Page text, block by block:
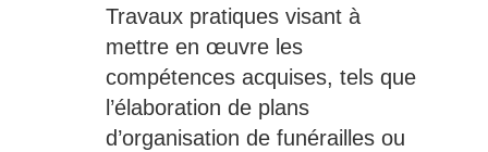
Travaux pratiques visant à
mettre en œuvre les
compétences acquises, tels que
l’élaboration de plans
d’organisation de funérailles ou